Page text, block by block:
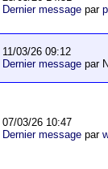
Dernier messagepar
11/03/26 09:12
Dernier messagepar
07/03/26 10:47
Dernier messagepar